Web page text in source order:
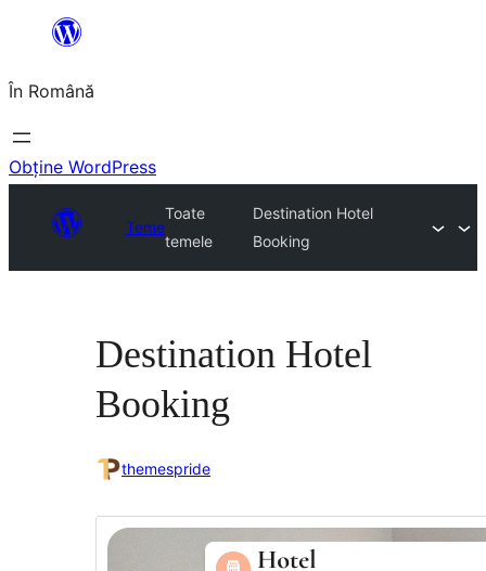
conținut
În Română
Obține WordPress
Teme
Toate
temele
Destination Hotel
Booking
Destination Hotel
Booking
themespride